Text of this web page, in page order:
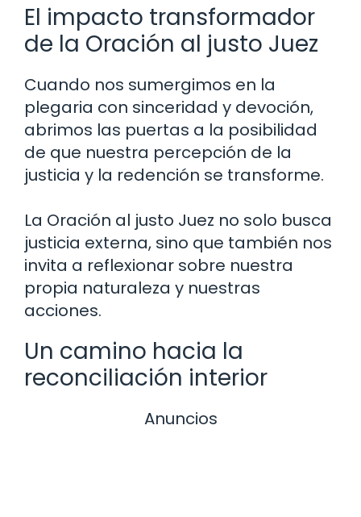
El impacto transformador
de la Oración al justo Juez
Cuando nos sumergimos en la
plegaria con sinceridad y devoción,
abrimos las puertas a la posibilidad
de que nuestra percepción de la
justicia y la redención se transforme.
La Oración al justo Juez no solo busca
justicia externa, sino que también nos
invita a reflexionar sobre nuestra
propia naturaleza y nuestras
acciones.
Un camino hacia la
reconciliación interior
Anuncios